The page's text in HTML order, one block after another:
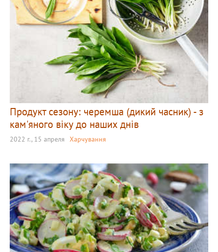
Продукт сезону: черемша (дикий часник) - з
кам'яного віку до наших днів
2022 г., 15 апреля Харчування